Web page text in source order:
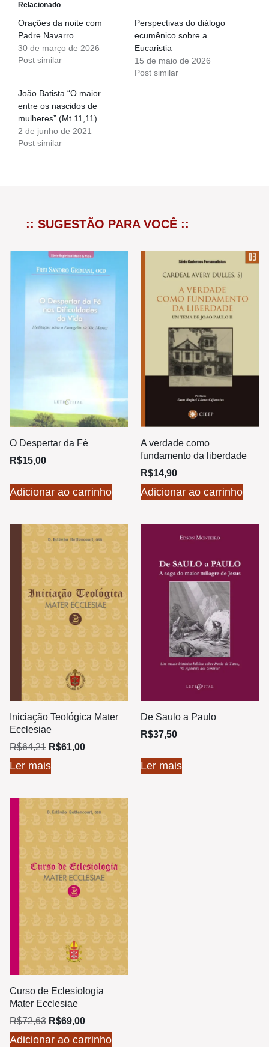
Relacionado
Orações da noite com
Padre Navarro
30 de março de 2026
Post similar
Perspectivas do diálogo
ecumênico sobre a
Eucaristia
15 de maio de 2026
Post similar
João Batista “O maior
entre os nascidos de
mulheres” (Mt 11,11)
2 de junho de 2021
Post similar
:: SUGESTÃO PARA VOCÊ ::
O Despertar da Fé
R$15,00
Adicionar ao carrinho
A verdade como
fundamento da liberdade
R$14,90
Adicionar ao carrinho
Iniciação Teológica Mater
Ecclesiae
R$64,21 R$61,00
Ler mais
De Saulo a Paulo
R$37,50
Ler mais
Curso de Eclesiologia
Mater Ecclesiae
R$72,63 R$69,00
Adicionar ao carrinho